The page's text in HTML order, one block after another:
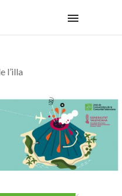
l’illa